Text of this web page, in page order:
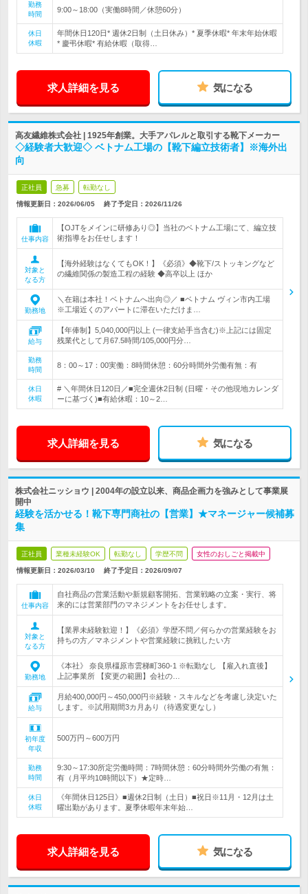
勤務
時間
9:00～18:00（実働8時間／休憩60分）
休日
休暇
年間休日120日* 週休2日制（土日休み）* 夏季休暇* 年末年始休暇
* 慶弔休暇* 有給休暇（取得…
求人詳細を見る 気になる
高友繊維株式会社 | 1925年創業。大手アパレルと取引する靴下メーカー
◇経験者大歓迎◇ ベトナム工場の【靴下編立技術者】※海外出
向
正社員 急募 転勤なし
情報更新日：2026/06/05 終了予定日： 2026/11/26
仕事内容
【OJTをメインに研修あり◎】当社のベトナム工場にて、編立技
術指導をお任せします！
対象と
なる方
【海外経験はなくてもOK！】《必須》◆靴下/ストッキングなど
の繊維関係の製造工程の経験 ◆高卒以上 ほか
勤務地
＼在籍は本社！ベトナムへ出向◎／ ■ベトナム ヴィン市内工場
※工場近くのアパートに滞在いただけま…
給与
【年俸制】5,040,000円以上 (一律支給手当含む)※上記には固定
残業代として月67.5時間/105,000円分…
勤務
時間
8：00～17：00実働：8時間休憩：60分時間外労働有無：有
休日
休暇
# ＼年間休日120日／■完全週休2日制 (日曜・その他現地カレンダ
ーに基づく)■有給休暇：10～2…
求人詳細を見る 気になる
株式会社ニッショウ | 2004年の設立以来、商品企画力を強みとして事業展
開中
経験を活かせる！靴下専門商社の【営業】★マネージャー候補募
集
正社員 業種未経験OK 転勤なし 学歴不問 女性のおしごと掲載中
情報更新日：2026/03/10 終了予定日： 2026/09/07
仕事内容
自社商品の営業活動や新規顧客開拓、営業戦略の立案・実行、将
来的には営業部門のマネジメントをお任せします。
対象と
なる方
【業界未経験歓迎！】《必須》学歴不問／何らかの営業経験をお
持ちの方／マネジメントや営業経験に挑戦したい方
勤務地
《本社》 奈良県橿原市雲梯町360-1 ※転勤なし 【雇入れ直後】
上記事業所 【変更の範囲】会社の…
給与
月給400,000円～450,000円※経験・スキルなどを考慮し決定いた
します。※試用期間3カ月あり（待遇変更なし）
初年度
年収
500万円～600万円
勤務
時間
9:30～17:30所定労働時間：7時間休憩：60分時間外労働の有無：
有（月平均10時間以下）★定時…
休日
休暇
《年間休日125日》■週休2日制（土日）■祝日※11月・12月は土
曜出勤があります。夏季休暇年末年始…
求人詳細を見る 気になる